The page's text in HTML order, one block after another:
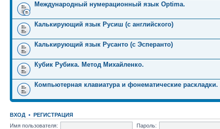
Международный нумерационный язык Optima.
Калькирующий язык Русиш (с английского)
Калькирующий язык Русанто (с Эсперанто)
Кубик Рубика. Метод Михайленко.
Компьютерная клавиатура и фонематические раскладки.
ВХОД • РЕГИСТРАЦИЯ
Имя пользователя:
Пароль: